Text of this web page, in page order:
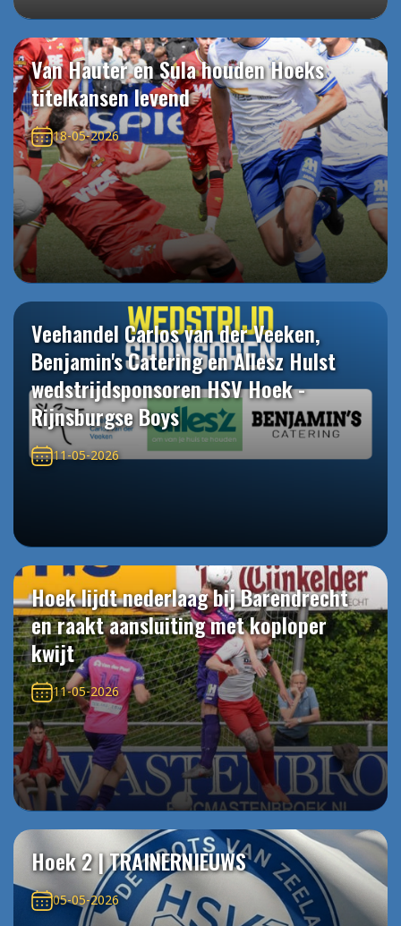
Van Hauter en Sula houden Hoeks
titelkansen levend
18-05-2026
Veehandel Carlos van der Veeken,
Benjamin's Catering en Allesz Hulst
wedstrijdsponsoren HSV Hoek -
Rijnsburgse Boys
11-05-2026
Hoek lijdt nederlaag bij Barendrecht
en raakt aansluiting met koploper
kwijt
11-05-2026
Hoek 2 | TRAINERNIEUWS
05-05-2026